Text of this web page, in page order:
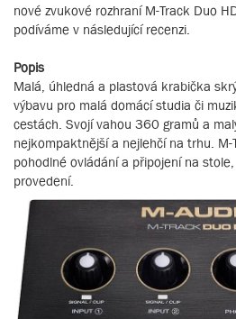
nové zvukové rozhraní M-Track Duo
podíváme v následující recenzi.
Popis
Malá, úhledná a plastová krabička
výbavu pro malá domácí studia či
cestách. Svojí vahou 360 gramů a
nejkompaktnější a nejlehčí na trhu. M-
pohodlné ovládání a připojení na
provedení.